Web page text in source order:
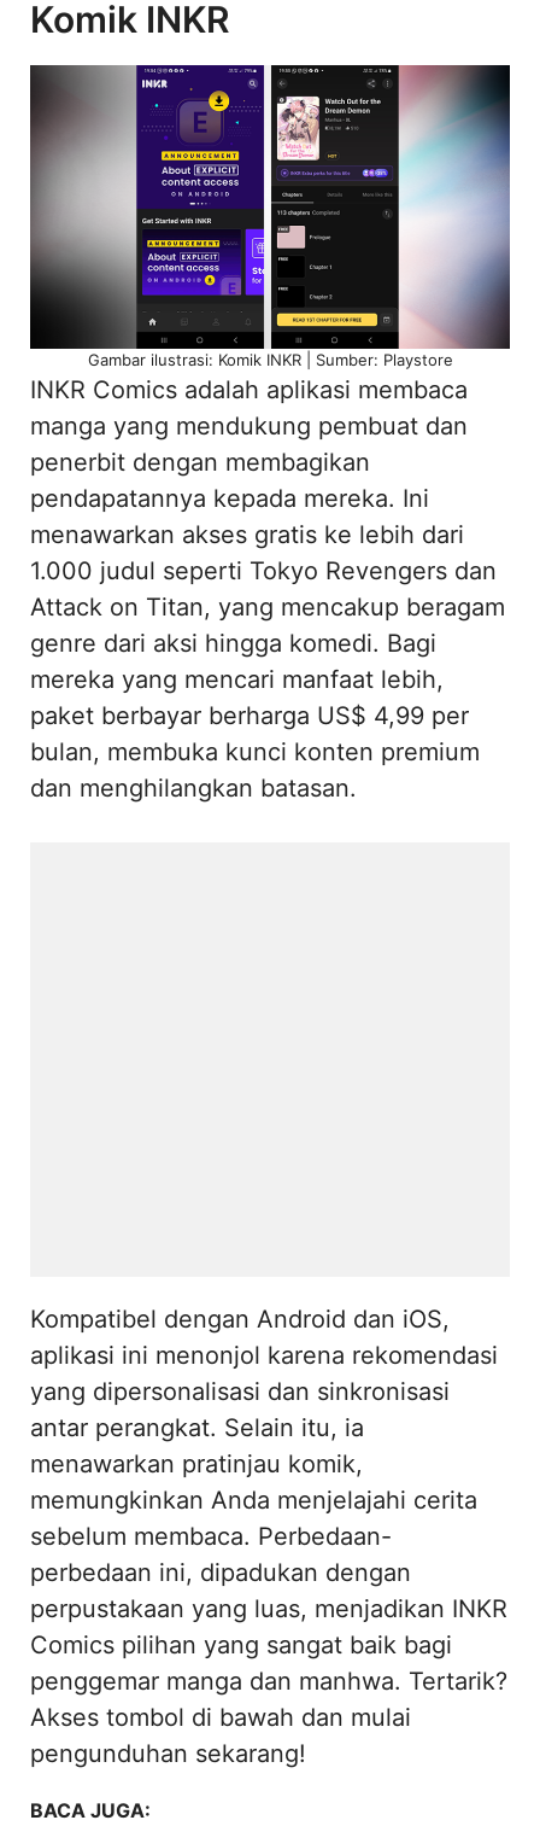
Komik INKR
Gambar ilustrasi: Komik INKR | Sumber: Playstore
INKR Comics adalah aplikasi membaca
manga yang mendukung pembuat dan
penerbit dengan membagikan
pendapatannya kepada mereka. Ini
menawarkan akses gratis ke lebih dari
1.000 judul seperti Tokyo Revengers dan
Attack on Titan, yang mencakup beragam
genre dari aksi hingga komedi. Bagi
mereka yang mencari manfaat lebih,
paket berbayar berharga US$ 4,99 per
bulan, membuka kunci konten premium
dan menghilangkan batasan.
Kompatibel dengan Android dan iOS,
aplikasi ini menonjol karena rekomendasi
yang dipersonalisasi dan sinkronisasi
antar perangkat. Selain itu, ia
menawarkan pratinjau komik,
memungkinkan Anda menjelajahi cerita
sebelum membaca. Perbedaan-
perbedaan ini, dipadukan dengan
perpustakaan yang luas, menjadikan INKR
Comics pilihan yang sangat baik bagi
penggemar manga dan manhwa. Tertarik?
Akses tombol di bawah dan mulai
pengunduhan sekarang!
BACA JUGA: